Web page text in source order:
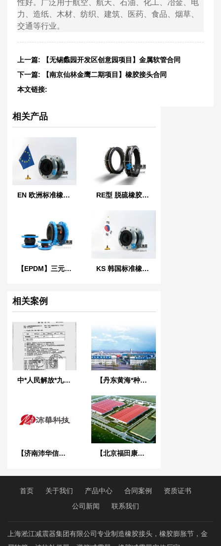
性好。广泛用于航空、航天、石油、化工、冶金、电
力、造纸、木材、纺织、建筑、医药、食品、烟草、
交通等行业。
上一篇:
【无锡蠡园开发区创意园项目】金属软管合同
下一篇:
【南京仙林金鹰二期项目】橡胶接头合同
本文链接:
相关产品
EN 欧洲标准橡胶膨胀节 RE型 脱硫橡胶膨胀节
【EPDM】三元乙丙橡胶软接头 KS 韩国标准橡胶防震接头
相关案例
中*人民解放*九六*六工厂BE橡胶减震器合同 【丹东黄海*种专用车】配套空气弹簧合同
【济南沛华信息科技】DN50-DN200流量检定装置管道管夹橡胶减震器 【北京福田康明斯发动机工厂】橡胶接头合同
首页 关于我们 产品中心 合同案例
资质证书
公司新闻
联系我们
上海淞江减震器集团有限公司专业制造橡胶接头，橡胶膨胀节，金